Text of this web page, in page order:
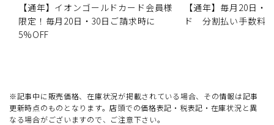
【通年】イオンゴールドカード会員様
限定！毎月20日・30日ご請求時に
5%OFF
【通年】毎月20日・
ド 分割払い手数料
※記事中に販売価格、在庫状況が掲載されている場合、その情報は記事
更新時点のものとなります。店頭での価格表記・税表記・在庫状況と異
なる場合がございますので、ご注意下さい。